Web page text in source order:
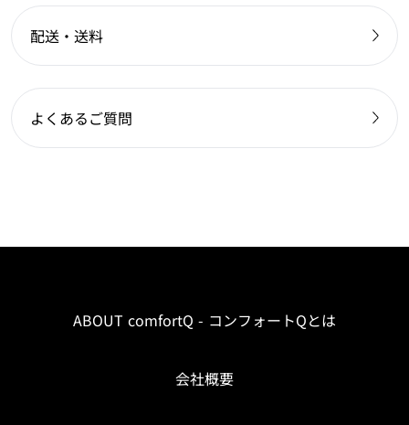
配送・送料
よくあるご質問
ABOUT comfortQ - コンフォートQとは
会社概要